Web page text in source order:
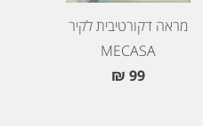
מראה דקורטיבית לקיר
MECASA
99 ₪